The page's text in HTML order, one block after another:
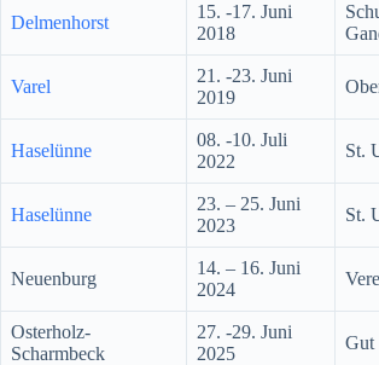
Delmenhorst
15. -17. Juni
2018
Varel
21. -23. Juni
2019
Haselünne
08. -10. Juli
2022
St.
Haselünne
23. – 25. Juni
2023
St.
Neuenburg
14. – 16. Juni
2024
Osterholz-
Scharmbeck
27. -29. Juni
2025
Gut